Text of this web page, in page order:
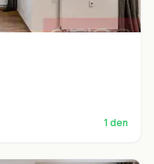
1 den